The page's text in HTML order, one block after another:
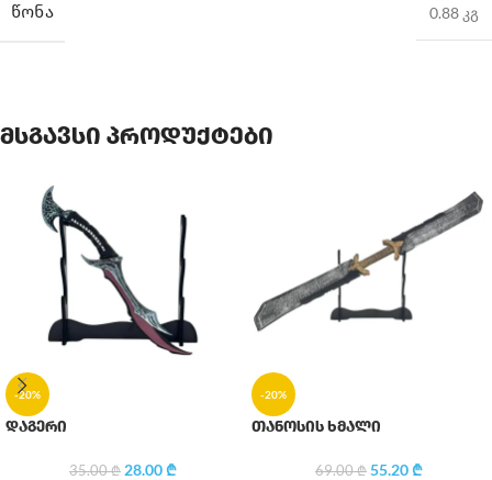
ᲬᲝᲜᲐ
0.88 კგ
მსგავსი პროდუქტები
-20%
დაგერი
35.00₾ 28.00₾
-20%
თანოსის ხმალი
69.00₾ 55.20₾